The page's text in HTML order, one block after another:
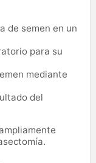
de semen en un
para su
mediante
del